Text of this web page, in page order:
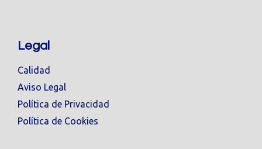
Legal
Calidad
Aviso Legal
Política de Privacidad
Política de Cookies